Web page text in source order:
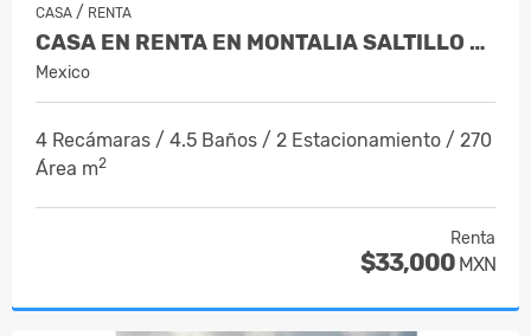
CASA / RENTA
CASA EN RENTA EN MONTALIA SALTILLO COA…
Mexico
4 Recámaras / 4.5 Baños / 2 Estacionamiento / 270
Área m2
Renta
$33,000 MXN